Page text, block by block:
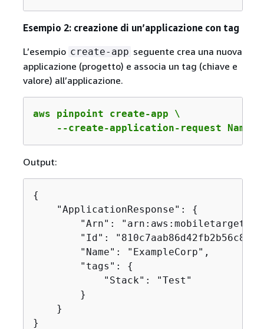
Esempio 2: creazione di un’applicazione con tag
L’esempio create-app seguente crea una nuova
applicazione (progetto) e associa un tag (chiave e
valore) all’applicazione.
aws pinpoint create-app \
--create-application-request
Output:
{
    "ApplicationResponse":
{
"Arn":
"Id":
        "Name": "ExampleCorp",
        "tags":
{
            "Stack": "Test"
        }
    }
}